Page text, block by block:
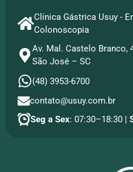
Clínica Gástrica Usuy -
Colonoscopia
Av. Mal. Castelo Branco,
São José – SC
(48) 3953-6700
contato@usuy.com.br
Seg a Sex: 07:30–18:30 |